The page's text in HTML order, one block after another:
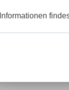
auf einer Spule
140*2)
70-80